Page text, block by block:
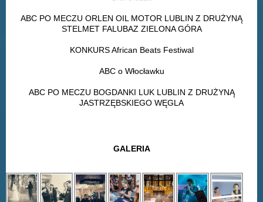
ABC PO MECZU ORLEN OIL MOTOR LUBLIN Z DRUŻYNĄ
STELMET FALUBAZ ZIELONA GÓRA
KONKURS African Beats Festiwal
ABC o Włocławku
ABC PO MECZU BOGDANKI LUK LUBLIN Z DRUŻYNĄ
JASTRZĘBSKIEGO WĘGLA
GALERIA